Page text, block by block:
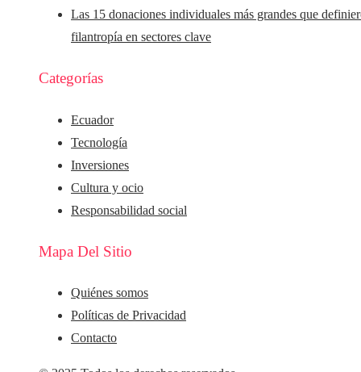
Las 15 donaciones individuales más grandes que
filantropía en sectores clave
Categorías
Ecuador
Tecnología
Inversiones
Cultura y ocio
Responsabilidad social
Mapa Del Sitio
Quiénes somos
Políticas de Privacidad
Contacto